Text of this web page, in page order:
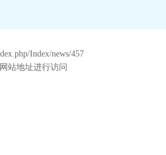
Index/news/457
站地址进行访问